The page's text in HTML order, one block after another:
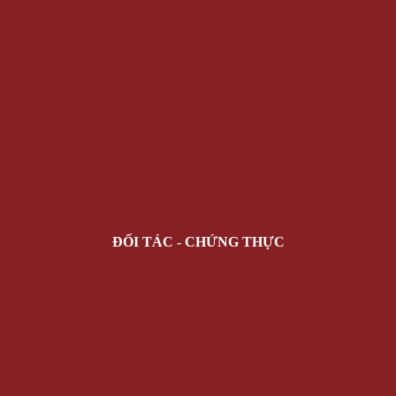
ĐỐI TÁC - CHỨNG THỰC